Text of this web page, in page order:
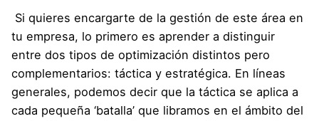
Si quieres encargarte de la gestión de este área en
tu empresa, lo primero es aprender a distinguir
entre dos tipos de optimización distintos pero
complementarios: táctica y estratégica. En líneas
generales, podemos decir que la táctica se aplica a
cada pequeña ‘batalla’ que libramos en el ámbito del